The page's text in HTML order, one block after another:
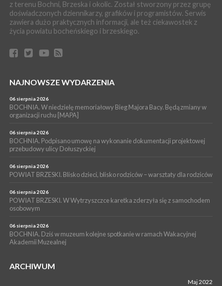
Z BOCHNI NA JASNĄ GÓRĘ. Pierwszy dzień wędrówki
[ZDJĘCIA]
WYDARZENIA
BRZESKO. Śledczy wyjaśniają, jak doszło do śmierci 32-letniego
mężczyzny
04 sierpnia 2026
muzyki [PROGRAM KONCERTÓW]
SPORT
BOCHNIA. W niedzielę XXXII Memoriałowy Bieg Majora Bacy!
z terenu Bochni, Brzeska i okolic. Został stworzony przez grupę
doświadczonych dziennikarzy, grafików i programistów. Serwis
zawiera dużo praktycznych informacji, ale też ciekawostek z
życia powiatu bocheńskiego i brzeskiego.
NAJNOWSZE WYDARZENIA
06 sierpnia 2026
BOCHNIA. W niedzielę memoriałowy Bieg Majora Bacy. Będą zmiany w
organizacji ruchu [MAPA]
06 sierpnia 2026
BOCHNIA. Podpisano umowę na wykonanie dokumentacji projektowej
przebudowy ulicy Dołuszyckiej
06 sierpnia 2026
POWIAT BRZESKI. Blisko dzieci, blisko rodziców – warsztaty dla rodziców
06 sierpnia 2026
POWIAT BRZESKI. W Wytrzyszczce karetka zderzyła się z samochodem
osobowym
06 sierpnia 2026
BOCHNIA. Dziś w muzeum kolejne spotkanie w ramach Wakacyjnej
Akademii Muzealnej
ARCHIWUM
Maj 2022